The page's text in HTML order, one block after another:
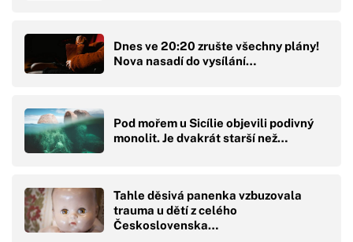
Dnes ve 20:20 zrušte všechny plány!
Nova nasadí do vysílání…
Pod mořem u Sicílie objevili podivný
monolit. Je dvakrát starší než…
Tahle děsivá panenka vzbuzovala
trauma u dětí z celého
Československa…